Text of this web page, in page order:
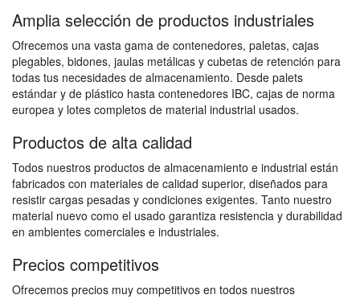
Amplia selección de productos industriales
Ofrecemos una vasta gama de contenedores, paletas, cajas
plegables, bidones, jaulas metálicas y cubetas de retención para
todas tus necesidades de almacenamiento. Desde palets
estándar y de plástico hasta contenedores IBC, cajas de norma
europea y lotes completos de material industrial usados.
Productos de alta calidad
Todos nuestros productos de almacenamiento e industrial están
fabricados con materiales de calidad superior, diseñados para
resistir cargas pesadas y condiciones exigentes. Tanto nuestro
material nuevo como el usado garantiza resistencia y durabilidad
en ambientes comerciales e industriales.
Precios competitivos
Ofrecemos precios muy competitivos en todos nuestros